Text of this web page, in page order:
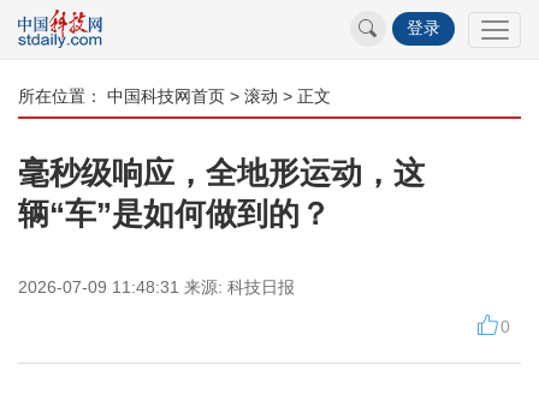
登录
所在位置： 中国科技网首页 > 滚动 > 正文
毫秒级响应，全地形运动，这
辆“车”是如何做到的？
2026-07-09 11:48:31 来源: 科技日报
0